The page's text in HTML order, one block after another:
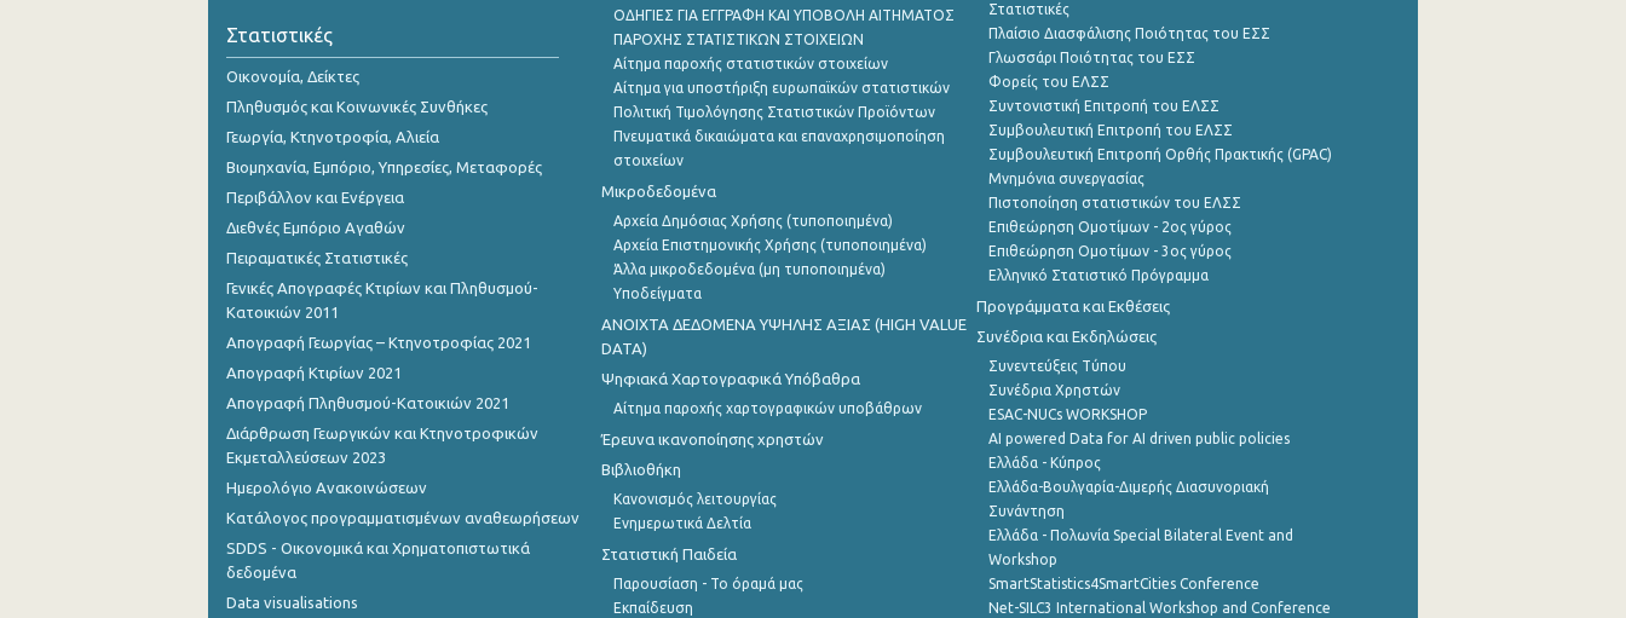
Στατιστικές
Οικονομία, Δείκτες
Πληθυσμός και Κοινωνικές Συνθήκες
Γεωργία, Κτηνοτροφία, Αλιεία
Βιομηχανία, Εμπόριο, Υπηρεσίες, Μεταφορές
Περιβάλλον και Ενέργεια
Διεθνές Εμπόριο Αγαθών
Πειραματικές Στατιστικές
Γενικές Απογραφές Κτιρίων και Πληθυσμού-
Κατοικιών 2011
Απογραφή Γεωργίας – Κτηνοτροφίας 2021
Απογραφή Κτιρίων 2021
Απογραφή Πληθυσμού-Κατοικιών 2021
Διάρθρωση Γεωργικών και Κτηνοτροφικών
Εκμεταλλεύσεων 2023
Ημερολόγιο Ανακοινώσεων
Κατάλογος προγραμματισμένων αναθεωρήσεων
SDDS - Οικονομικά και Χρηματοπιστωτικά
δεδομένα
Data visualisations
ΟΔΗΓΙΕΣ ΓΙΑ ΕΓΓΡΑΦΗ ΚΑΙ ΥΠΟΒΟΛΗ ΑΙΤΗΜΑΤΟΣ
ΠΑΡΟΧΗΣ ΣΤΑΤΙΣΤΙΚΩΝ ΣΤΟΙΧΕΙΩΝ
Αίτημα παροχής στατιστικών στοιχείων
Αίτημα για υποστήριξη ευρωπαϊκών στατιστικών
Πολιτική Τιμολόγησης Στατιστικών Προϊόντων
Πνευματικά δικαιώματα και επαναχρησιμοποίηση
στοιχείων
Μικροδεδομένα
Αρχεία Δημόσιας Χρήσης (τυποποιημένα)
Αρχεία Επιστημονικής Χρήσης (τυποποιημένα)
Άλλα μικροδεδομένα (μη τυποποιημένα)
Υποδείγματα
ANOIXTA ΔΕΔΟΜΕΝΑ ΥΨΗΛΗΣ ΑΞΙΑΣ (HIGH VALUE
DATA)
Ψηφιακά Χαρτογραφικά Υπόβαθρα
Αίτημα παροχής χαρτογραφικών υποβάθρων
Έρευνα ικανοποίησης χρηστών
Βιβλιοθήκη
Κανονισμός λειτουργίας
Ενημερωτικά Δελτία
Στατιστική Παιδεία
Παρουσίαση - Το όραμά μας
Εκπαίδευση
Στατιστικές
Πλαίσιο Διασφάλισης Ποιότητας του ΕΣΣ
Γλωσσάρι Ποιότητας του ΕΣΣ
Φορείς του ΕΛΣΣ
Συντονιστική Επιτροπή του ΕΛΣΣ
Συμβουλευτική Επιτροπή του ΕΛΣΣ
Συμβουλευτική Επιτροπή Ορθής Πρακτικής (GPAC)
Μνημόνια συνεργασίας
Πιστοποίηση στατιστικών του ΕΛΣΣ
Επιθεώρηση Ομοτίμων - 2ος γύρος
Επιθεώρηση Ομοτίμων - 3ος γύρος
Ελληνικό Στατιστικό Πρόγραμμα
Προγράμματα και Εκθέσεις
Συνέδρια και Εκδηλώσεις
Συνεντεύξεις Τύπου
Συνέδρια Χρηστών
ESAC-NUCs WORKSHOP
AI powered Data for AI driven public policies
Ελλάδα - Κύπρος
Ελλάδα-Βουλγαρία-Διμερής Διασυνοριακή
Συνάντηση
Ελλάδα - Πολωνία Special Bilateral Event and
Workshop
SmartStatistics4SmartCities Conference
Net-SILC3 International Workshop and Conference